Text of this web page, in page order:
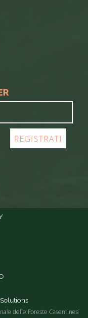
delle Foreste Casentinesi